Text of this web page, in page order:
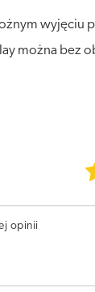
wyjęciu
można bez
opinii